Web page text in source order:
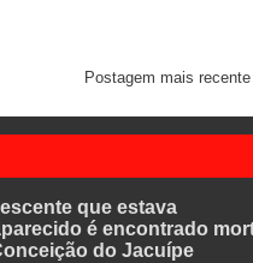
Postagem mais recente
que estava
é encontrado
do Jacuípe